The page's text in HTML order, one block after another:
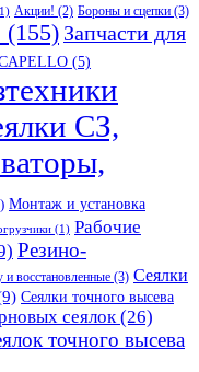
Акции! (2) Бороны и сцепки (3)
(155) Запчасти для
(5)
СЗ,
Монтаж и установка
(1) Рабочие
Резино-
и восстановленные (3) Сеялки
Сеялки точного высева
сеялок (26)
точного высева